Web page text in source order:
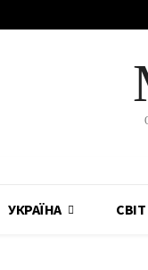
УКРАЇНА СВІТ